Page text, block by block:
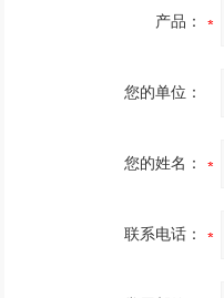
产品：
您的单位：
您的姓名：
联系电话：